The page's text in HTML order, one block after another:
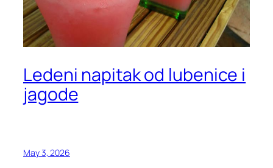
Ledeni napitak od lubenice i
jagode
May 3, 2026